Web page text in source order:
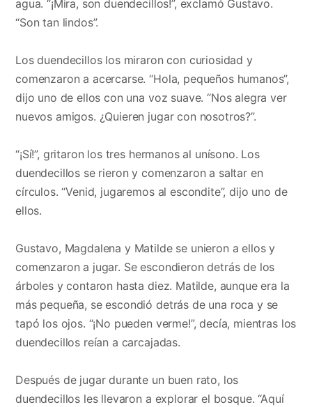
agua. “¡Mira, son duendecillos!”, exclamó Gustavo.
“Son tan lindos”.
Los duendecillos los miraron con curiosidad y
comenzaron a acercarse. “Hola, pequeños humanos”,
dijo uno de ellos con una voz suave. “Nos alegra ver
nuevos amigos. ¿Quieren jugar con nosotros?”.
“¡Sí!”, gritaron los tres hermanos al unísono. Los
duendecillos se rieron y comenzaron a saltar en
círculos. “Venid, jugaremos al escondite”, dijo uno de
ellos.
Gustavo, Magdalena y Matilde se unieron a ellos y
comenzaron a jugar. Se escondieron detrás de los
árboles y contaron hasta diez. Matilde, aunque era la
más pequeña, se escondió detrás de una roca y se
tapó los ojos. “¡No pueden verme!”, decía, mientras los
duendecillos reían a carcajadas.
Después de jugar durante un buen rato, los
duendecillos les llevaron a explorar el bosque. “Aquí